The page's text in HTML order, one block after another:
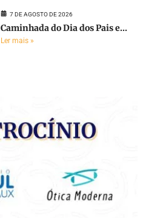
7 DE AGOSTO DE 2026
Caminhada do Dia dos Pais e...
Ler mais »